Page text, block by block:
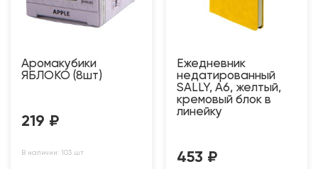
Аромакубики
ЯБЛОКО (8шт)
219 ₽
В наличии: 103 шт
Ежедневник
недатированный
SALLY, A6, желтый,
кремовый блок в
линейку
453 ₽